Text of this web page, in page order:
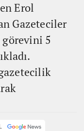
Erol
Gazeteciler
5